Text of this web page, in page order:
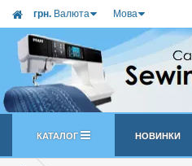
грн. Валюта Мова
Каталог Новинки